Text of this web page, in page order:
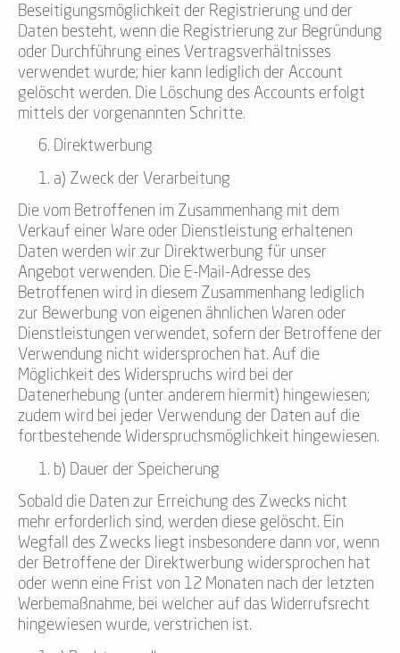
Beseitigungsmöglichkeit der Registrierung und der
Daten besteht, wenn die Registrierung zur Begründung
oder Durchführung eines Vertragsverhältnisses
verwendet wurde; hier kann lediglich der Account
gelöscht werden. Die Löschung des Accounts erfolgt
mittels der vorgenannten Schritte.
Direktwerbung
a) Zweck der Verarbeitung
Die vom Betroffenen im Zusammenhang mit dem
Verkauf einer Ware oder Dienstleistung erhaltenen
Daten werden wir zur Direktwerbung für unser
Angebot verwenden. Die E-Mail-Adresse des
Betroffenen wird in diesem Zusammenhang lediglich
zur Bewerbung von eigenen ähnlichen Waren oder
Dienstleistungen verwendet, sofern der Betroffene der
Verwendung nicht widersprochen hat. Auf die
Möglichkeit des Widerspruchs wird bei der
Datenerhebung (unter anderem hiermit) hingewiesen;
zudem wird bei jeder Verwendung der Daten auf die
fortbestehende Widerspruchsmöglichkeit hingewiesen.
b) Dauer der Speicherung
Sobald die Daten zur Erreichung des Zwecks nicht
mehr erforderlich sind, werden diese gelöscht. Ein
Wegfall des Zwecks liegt insbesondere dann vor, wenn
der Betroffene der Direktwerbung widersprochen hat
oder wenn eine Frist von 12 Monaten nach der letzten
Werbemaßnahme, bei welcher auf das Widerrufsrecht
hingewiesen wurde, verstrichen ist.